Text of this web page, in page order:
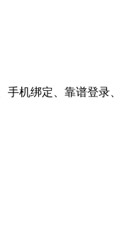
机绑定、靠谱登